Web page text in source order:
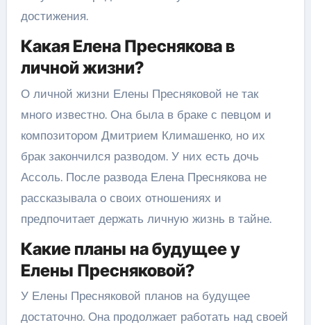
достижения.
Какая Елена Преснякова в
личной жизни?
О личной жизни Елены Пресняковой не так
много известно. Она была в браке с певцом и
композитором Дмитрием Климашенко, но их
брак закончился разводом. У них есть дочь
Ассоль. После развода Елена Преснякова не
рассказывала о своих отношениях и
предпочитает держать личную жизнь в тайне.
Какие планы на будущее у
Елены Пресняковой?
У Елены Пресняковой планов на будущее
достаточно. Она продолжает работать над своей